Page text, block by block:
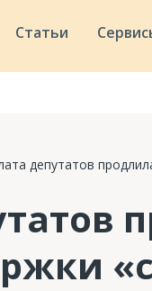
Статьи
депутатов